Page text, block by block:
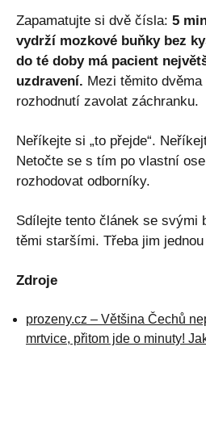
Zapamatujte si dvě čísla: 5
vydrží mozkové buňky bez
do té doby má pacient
uzdravení. Mezi těmito
rozhodnutí zavolat záchranku.
Neříkejte si „to přejde“.
Netočte se s tím po vlastní
rozhodovat odborníky.
Sdílejte tento článek se
těmi staršími. Třeba jim
Zdroje
prozeny.cz – Většina Čechů
mrtvice, přitom jde o minuty!